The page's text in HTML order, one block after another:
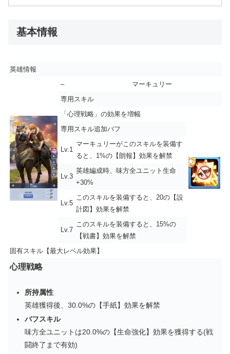
基本情報
英雄情報
–
マーキュリー
専用スキル
「心理戦略 」の効果を増幅
専用スキル追加バフ
Lv.1
マーキュリーがこのスキルを装備す
ると、1%の【朗報】効果を解禁
Lv.3
英雄編成時、味方全ユニット生命
+30%
Lv.5
このスキルを装備すると、20の【設
計図】効果を解禁
Lv.7
このスキルを装備すると、15%の
【戦書】効果を解禁
固有スキル【最大レベル効果】
心理戦略
所持属性
英雄獲得後、30.0%の【手紙】効果を解禁
バフスキル
味方全ユニットは20.0%の【生命強化】効果を獲得する(戦
闘終了まで有効)